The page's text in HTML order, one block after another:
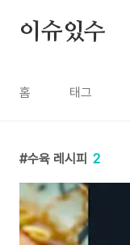
이슈있수
홈 태그
수육 레시피 2